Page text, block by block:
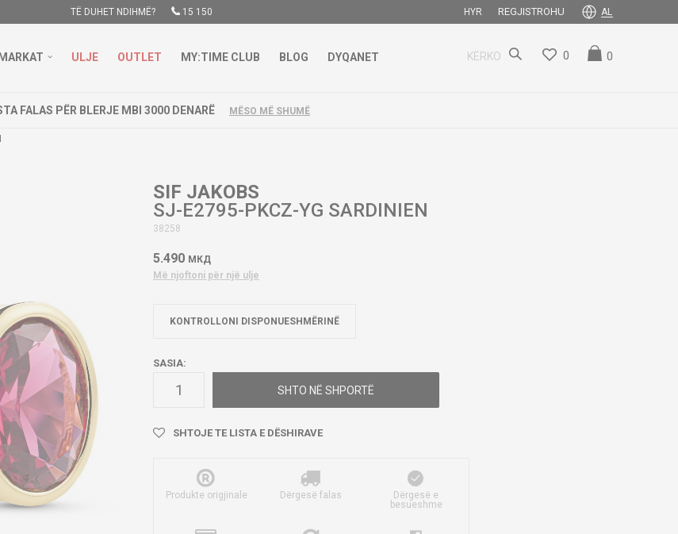
TË DUHET NDIHMË? 15 150 HYR REGJISTROHU AL
MARKAT ULJE OUTLET MY:TIME CLUB BLOG DYQANET KËRKO 0
0
FALAS PËR BLERJE MBI 3000 DENARË MËSO MË SHUMË
SIF JAKOBS
SJ-E2795-PKCZ-YG SARDINIEN
38258
5.490 МКД
Më njoftoni për një ulje
KONTROLLONI DISPONUESHMËRINË
SASIA:
SHTO NË SHPORTË
SHTOJE TE LISTA E DËSHIRAVE
Produkte origjinale Dërgesë falas
Dërgesë e
besueshme